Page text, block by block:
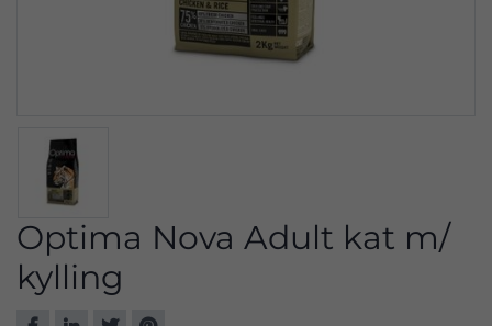
Optima Nova Adult kat m/
kylling